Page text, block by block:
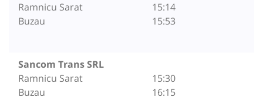
Ramnicu Sarat
Buzau
15:14
15:53
Sancom Trans SRL
Ramnicu Sarat
Buzau
15:30
16:15